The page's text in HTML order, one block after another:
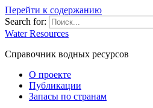
Перейти к содержанию
Search for:
Water Resources
Справочник водных ресурсов
О проекте
Публикации
Запасы по странам